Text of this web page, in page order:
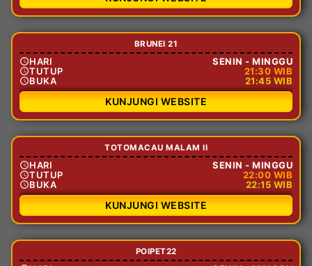
BRUNEI 21
HARI
SENIN - MINGGU
TUTUP
21:30 WIB
BUKA
21:45 WIB
KUNJUNGI WEBSITE
TOTOMACAU MALAM II
HARI
SENIN - MINGGU
TUTUP
22:00 WIB
BUKA
22:15 WIB
KUNJUNGI WEBSITE
POIPET22